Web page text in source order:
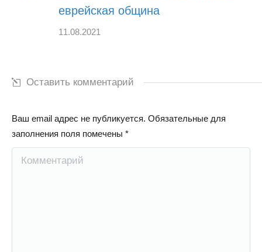
еврейская община
11.08.2021
Оставить комментарий
Ваш email адрес не публикуется. Обязательные для
заполнения поля помечены *
Комментарий